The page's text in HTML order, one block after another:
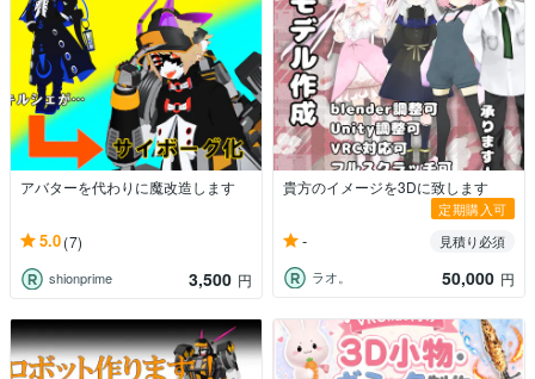
アバターを代わりに魔改造します
5.0(7)
shionprime 3,500 円
貴方のイメージを3Dに致します
定期購入可
-
見積り必須
ラオ。
50,000 円